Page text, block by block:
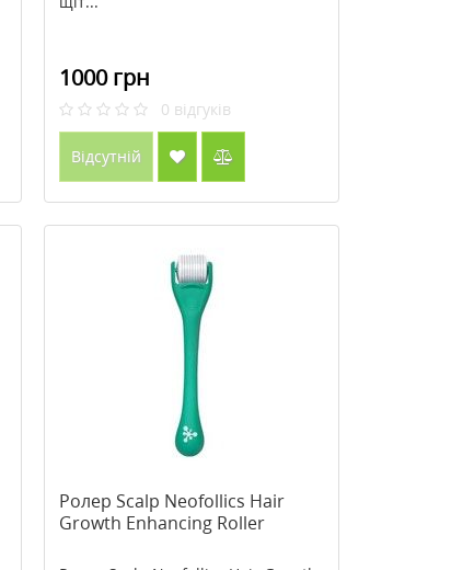
1000 грн
0 відгуків
Відсутній
Ролер Scalp Neofollics Hair
Growth Enhancing Roller